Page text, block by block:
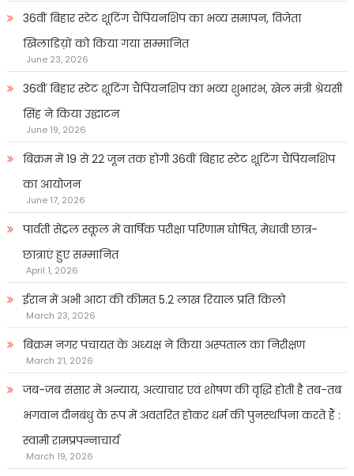
36वीं बिहार स्टेट शूटिंग चैंपियनशिप का भव्य समापन, विजेता
खिलाडिय़ों को किया गया सम्मानित
June 23, 2026
36वीं बिहार स्टेट शूटिंग चैंपियनशिप का भव्य शुभारंभ, खेल मंत्री श्रेयसी
सिंह ने किया उद्घाटन
June 19, 2026
बिक्रम में 19 से 22 जून तक होगी 36वीं बिहार स्टेट शूटिंग चैंपियनशिप
का आयोजन
June 17, 2026
पार्वती सेंट्रल स्कूल में वार्षिक परीक्षा परिणाम घोषित, मेधावी छात्र-
छात्राएं हुए सम्मानित
April 1, 2026
ईरान में अभी आटा की कीमत 5.2 लाख रियाल प्रति किलो
March 23, 2026
बिक्रम नगर पंचायत के अध्यक्ष ने किया अस्पताल का निरीक्षण
March 21, 2026
जब-जब संसार में अन्याय, अत्याचार एवं शोषण की वृद्धि होती है तब-तब
भगवान दीनबंधु के रूप में अवतरित होकर धर्म की पुनर्स्थापना करते हैं :
स्वामी रामप्रपन्नाचार्य
March 19, 2026